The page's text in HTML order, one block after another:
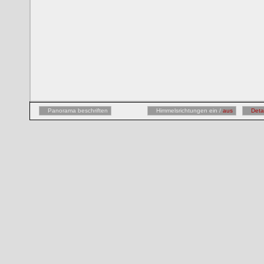
Panorama beschriften Himmelsrichtungen ein / aus